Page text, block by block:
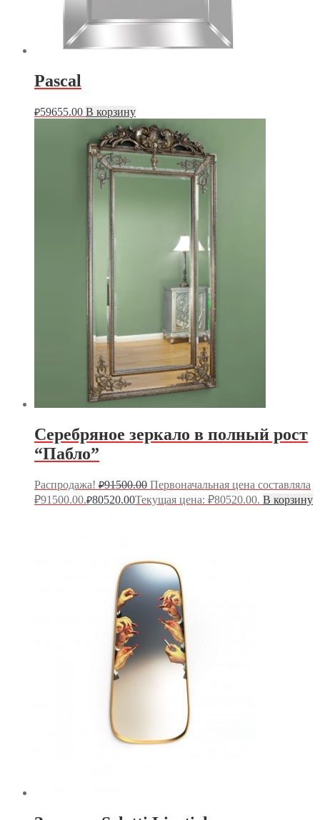
Pascal
₽59655.00 В корзину
Серебряное зеркало в полный рост
“Пабло”
Распродажа! ₽91500.00 Первоначальная цена составляла
₽91500.00.₽80520.00Текущая цена: ₽80520.00. В корзину